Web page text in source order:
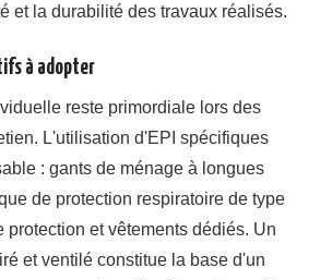
et la durabilité des travaux réalisés.
à adopter
reste primordiale lors des
L'utilisation d'EPI spécifiques
: gants de ménage à longues
de protection respiratoire de type
protection et vêtements dédiés. Un
et ventilé constitue la base d'un